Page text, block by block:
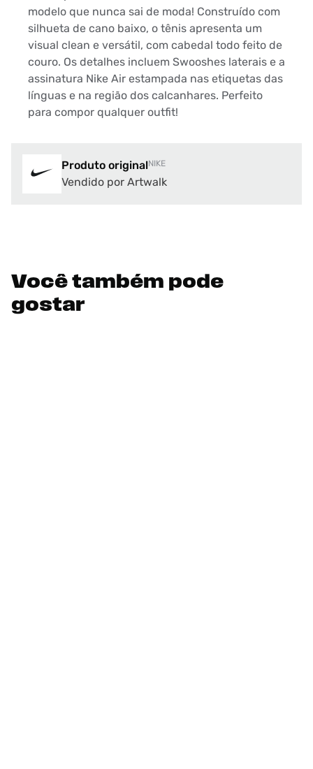
modelo que nunca sai de moda! Construído com
silhueta de cano baixo, o tênis apresenta um
visual clean e versátil, com cabedal todo feito de
couro. Os detalhes incluem Swooshes laterais e a
assinatura Nike Air estampada nas etiquetas das
línguas e na região dos calcanhares. Perfeito
para compor qualquer outfit!
Produto originalNIKE
Vendido por Artwalk
Você também pode
gostar